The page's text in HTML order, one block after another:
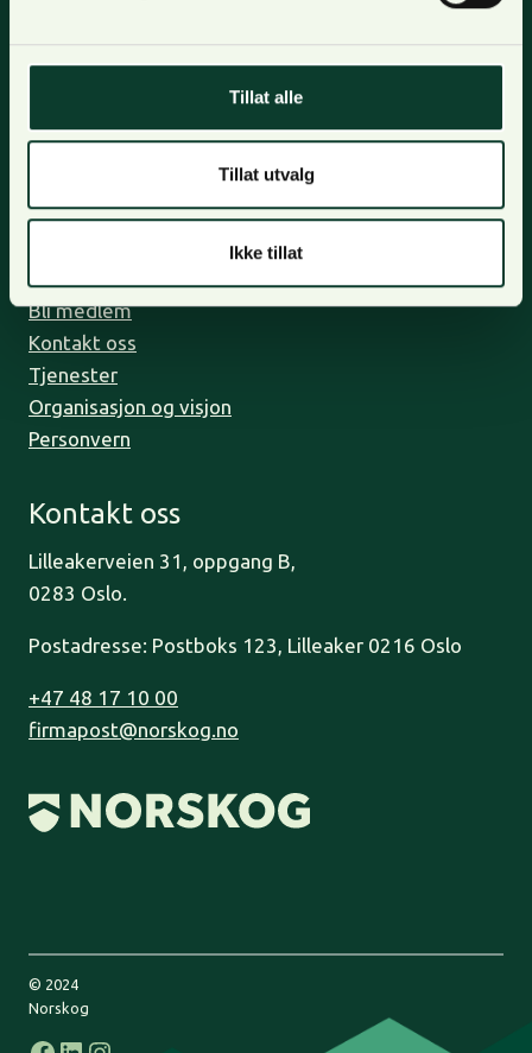
Tillat alle
Tillat utvalg
Ikke tillat
Nyhetsbrev
For oppdateringer, nyheter og skogfaglige artikler,
Bli medlem
Kontakt oss
Tjenester
Organisasjon og visjon
Personvern
Kontakt oss
Lilleakerveien 31, oppgang B,
0283 Oslo.
Postadresse: Postboks 123, Lilleaker 0216 Oslo
+47 48 17 10 00
firmapost@norskog.no
© 2024
Norskog